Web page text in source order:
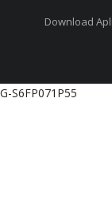
Download
G-S6FP071P55